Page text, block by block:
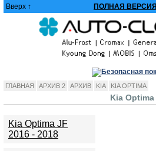
Вверх ↑ ПОЛНАЯ ВЕРСИЯ
ГЛАВНАЯ АРХИВ 2 АРХИВ KIA KIA OPTIMA
Kia Optima
Kia Optima JF
2016 - 2018